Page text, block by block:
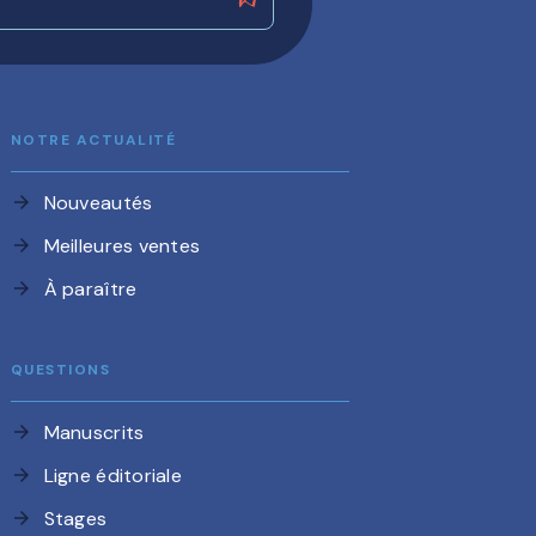
NOTRE ACTUALITÉ
arrow_forward Nouveautés
arrow_forward Meilleures ventes
arrow_forward À paraître
QUESTIONS
arrow_forward Manuscrits
arrow_forward Ligne éditoriale
arrow_forward Stages